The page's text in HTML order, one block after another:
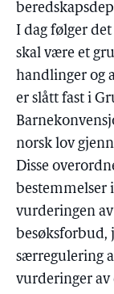
I dag følger
skal være et
handlinger og
er slått fast i
norsk lov
Disse
bestemmelser
vurderingen
besøksforbud,
særregulering
vurderinger